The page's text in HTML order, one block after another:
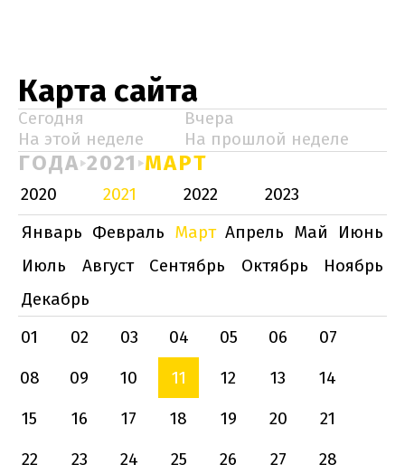
Карта сайта
Сегодня
Вчера
На этой неделе
На прошлой неделе
ГОДА 2021 МАРТ
2020 2021 2022
2023
Январь Февраль Март Апрель Май
Июнь
Июль
Август Сентябрь Октябрь
Ноябрь
Декабрь
01
02 03 04 05 06
07
08
09 10 11 12 13
14
15
16 17 18 19 20
21
22
23 24 25 26 27
28